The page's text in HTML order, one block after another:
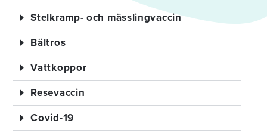
Stelkramp- och mässlingvaccin
Bältros
Vattkoppor
Resevaccin
Covid-19